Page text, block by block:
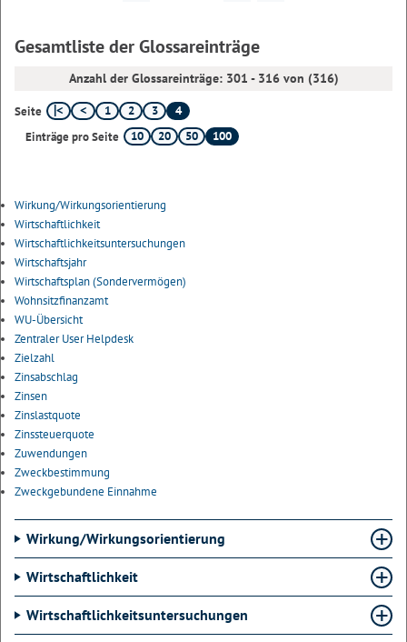
Gesamtliste der Glossareinträge
Anzahl der Glossareinträge: 301 - 316 von (316)
Seite 1 2 3
4
Einträge pro Seite
10 20 50 100
Wirkung/Wirkungsorientierung
Wirtschaftlichkeit
Wirtschaftlichkeitsuntersuchungen
Wirtschaftsjahr
Wirtschaftsplan (Sondervermögen)
Wohnsitzfinanzamt
WU-Übersicht
Zentraler User Helpdesk
Zielzahl
Zinsabschlag
Zinsen
Zinslastquote
Zinssteuerquote
Zuwendungen
Zweckbestimmung
Zweckgebundene Einnahme
Wirkung/Wirkungsorientierung
Wirtschaftlichkeit
Wirtschaftlichkeitsuntersuchungen